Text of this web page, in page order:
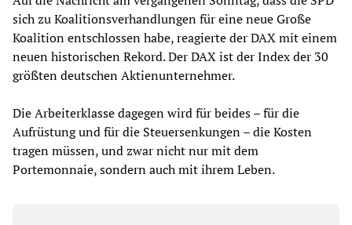
sich zu Koalitionsverhandlungen für eine neue Große
Koalition entschlossen habe, reagierte der DAX mit einem
neuen historischen Rekord. Der DAX ist der Index der 30
größten deutschen Aktienunternehmer.
Die Arbeiterklasse dagegen wird für beides – für die
Aufrüstung und für die Steuersenkungen – die Kosten
tragen müssen, und zwar nicht nur mit dem
Portemonnaie, sondern auch mit ihrem Leben.